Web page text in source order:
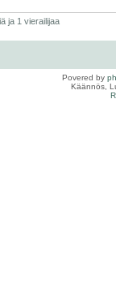
ja 1 vierailijaa
Povered by
Käännös,